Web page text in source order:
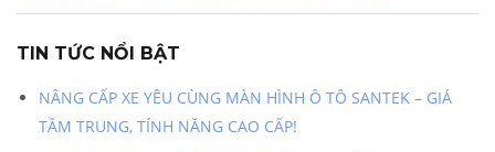
TIN TỨC NỔI BẬT
NÂNG CẤP XE YÊU CÙNG MÀN HÌNH Ô TÔ SANTEK – GIÁ
TẦM TRUNG, TÍNH NĂNG CAO CẤP!